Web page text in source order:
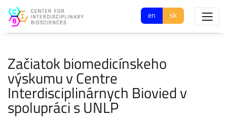
en sk
Začiatok biomedicínskeho
výskumu v Centre
Interdisciplinárnych Biovied v
spolupráci s UNLP